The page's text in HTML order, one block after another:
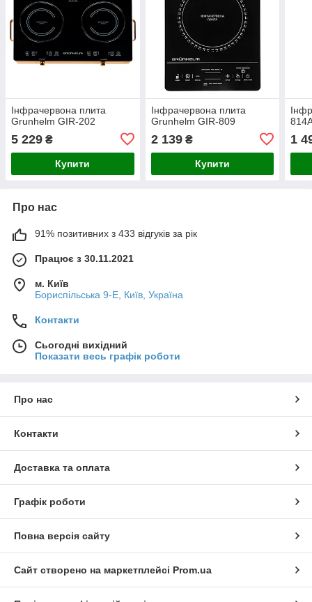
Інфрачервона плита
Grunhelm GIR-202
5 229 ₴
Купити
Інфрачервона плита
Grunhelm GIR-809
2 139₴
Купити
1
Про нас
91% позитивних з 433 відгуків за рік
Працює з 30.11.2021
м. Київ
Бориспільська 9-Е, Київ, Україна
Контакти
Сьогодні вихідний
Показати весь графік роботи
Про нас
Контакти
Доставка та оплата
Графік роботи
Повна версія сайту
Сайт створено на маркетплейсі Prom.ua